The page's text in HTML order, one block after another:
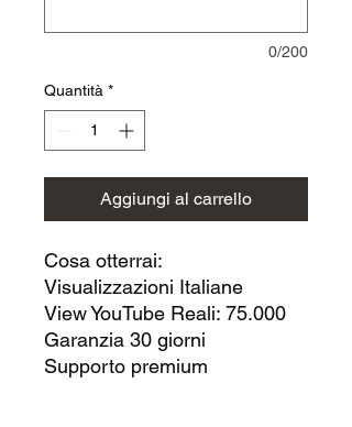
0/200
Quantità *
Aggiungi al carrello
Cosa otterrai:
Visualizzazioni Italiane
View YouTube Reali: 75.000
Garanzia 30 giorni
Supporto premium